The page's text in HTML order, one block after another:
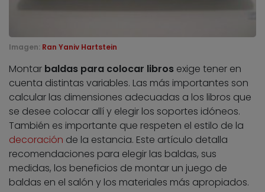
Imagen: Ran Yaniv Hartstein
Montar baldas para colocar libros exige tener en
cuenta distintas variables. Las más importantes son
calcular las dimensiones adecuadas a los libros que
se desee colocar allí y elegir los soportes idóneos.
También es importante que respeten el estilo de la
decoración de la estancia. Este artículo detalla
recomendaciones para elegir las baldas, sus
medidas, los beneficios de montar un juego de
baldas en el salón y los materiales más apropiados.